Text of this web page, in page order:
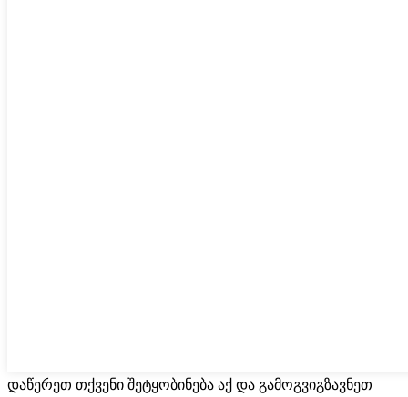
დაწერეთ თქვენი შეტყობინება აქ და გამოგვიგზავნეთ